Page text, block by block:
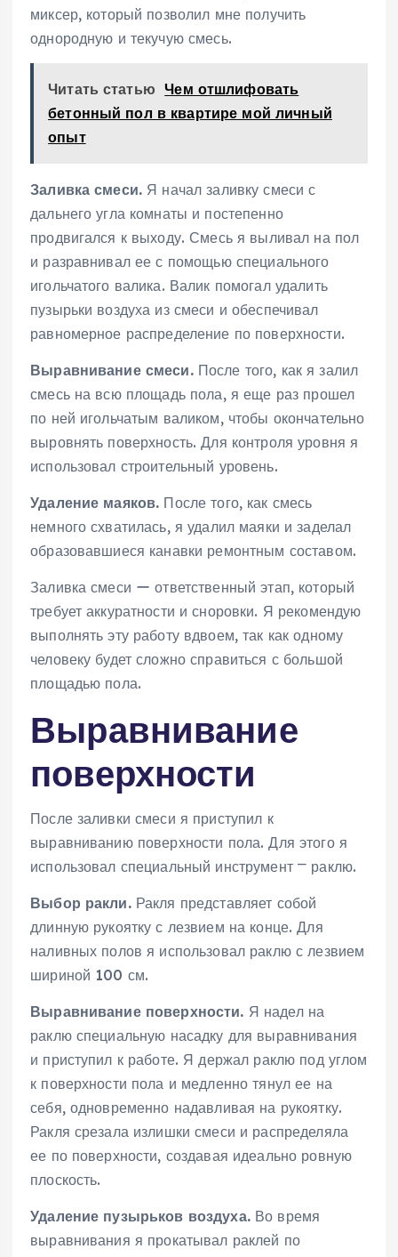
миксер, который позволил мне получить
однородную и текучую смесь.
Читать статью Чем отшлифовать
бетонный пол в квартире мой личный
опыт
Заливка смеси. Я начал заливку смеси с
дальнего угла комнаты и постепенно
продвигался к выходу. Смесь я выливал на пол
и разравнивал ее с помощью специального
игольчатого валика. Валик помогал удалить
пузырьки воздуха из смеси и обеспечивал
равномерное распределение по поверхности.
Выравнивание смеси.После того, как я залил
смесь на всю площадь пола, я еще раз прошел
по ней игольчатым валиком, чтобы окончательно
выровнять поверхность. Для контроля уровня я
использовал строительный уровень.
Удаление маяков. После того, как смесь
немного схватилась, я удалил маяки и заделал
образовавшиеся канавки ремонтным составом.
Заливка смеси ー ответственный этап, который
требует аккуратности и сноровки. Я рекомендую
выполнять эту работу вдвоем, так как одному
человеку будет сложно справиться с большой
площадью пола.
Выравнивание
поверхности
После заливки смеси я приступил к
выравниванию поверхности пола. Для этого я
использовал специальный инструмент ⎻ раклю.
Выбор ракли.Ракля представляет собой
длинную рукоятку с лезвием на конце. Для
наливных полов я использовал раклю с лезвием
шириной 100 см.
Выравнивание поверхности. Я надел на
раклю специальную насадку для выравнивания
и приступил к работе. Я держал раклю под углом
к поверхности пола и медленно тянул ее на
себя, одновременно надавливая на рукоятку.
Ракля срезала излишки смеси и распределяла
ее по поверхности, создавая идеально ровную
плоскость.
Удаление пузырьков воздуха.Во время
выравнивания я прокатывал раклей по